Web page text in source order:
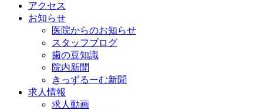
アクセス
お知らせ
医院からのお知らせ
スタッフブログ
歯の豆知識
院内新聞
きっずるーむ新聞
求人情報
求人動画